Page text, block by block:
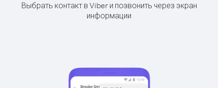
Выбрать контакт в Viber и позвонить через экран
информации